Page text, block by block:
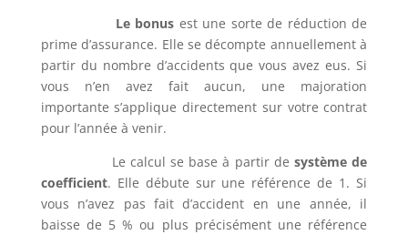
Le bonus est une sorte de réduction de
prime d’assurance. Elle se décompte annuellement à
partir du nombre d’accidents que vous avez eus. Si
vous n’en avez fait aucun, une majoration
importante s’applique directement sur votre contrat
pour l’année à venir.
Le calcul se base à partir de système de
coefficient. Elle débute sur une référence de 1. Si
vous n’avez pas fait d’accident en une année, il
baisse de 5 % ou plus précisément une référence